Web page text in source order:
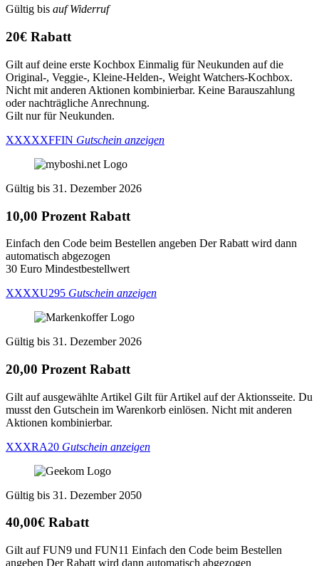
Gültig bis auf Widerruf
20€ Rabatt
Gilt auf deine erste Kochbox Einmalig für Neukunden auf die
Original-, Veggie-, Kleine-Helden-, Weight Watchers-Kochbox.
Nicht mit anderen Aktionen kombinierbar. Keine Barauszahlung
oder nachträgliche Anrechnung.
Gilt nur für Neukunden.
XXXXXFFIN Gutschein anzeigen
Gültig bis 31. Dezember 2026
10,00 Prozent Rabatt
Einfach den Code beim Bestellen angeben Der Rabatt wird dann
automatisch abgezogen
30 Euro Mindestbestellwert
XXXXU295 Gutschein anzeigen
Gültig bis 31. Dezember 2026
20,00 Prozent Rabatt
Gilt auf ausgewählte Artikel Gilt für Artikel auf der Aktionsseite. Du
musst den Gutschein im Warenkorb einlösen. Nicht mit anderen
Aktionen kombinierbar.
XXXRA20 Gutschein anzeigen
Gültig bis 31. Dezember 2050
40,00€ Rabatt
Gilt auf FUN9 und FUN11 Einfach den Code beim Bestellen
angeben Der Rabatt wird dann automatisch abgezogen